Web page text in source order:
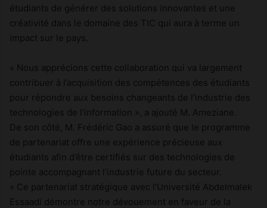
étudiants de générer des solutions innovantes et une
créativité dans le domaine des TIC qui aura à terme un
impact sur le pays.
« Nous apprécions cette collaboration qui va largement
contribuer à l’acquisition des compétences des étudiants
pour répondre aux besoins changeants de l’industrie des
technologies de l’information », a ajouté M. Ameziane.
De son côté, M. Frédéric Gao a assuré que le programme
de partenariat offre une expérience précieuse aux
étudiants afin d’être certifiés sur des technologies de
pointe accompagnant l’industrie future du secteur.
« Ce partenariat stratégique avec l’Université Abdelmalek
Essaadi démontre notre dévouement en faveur de la